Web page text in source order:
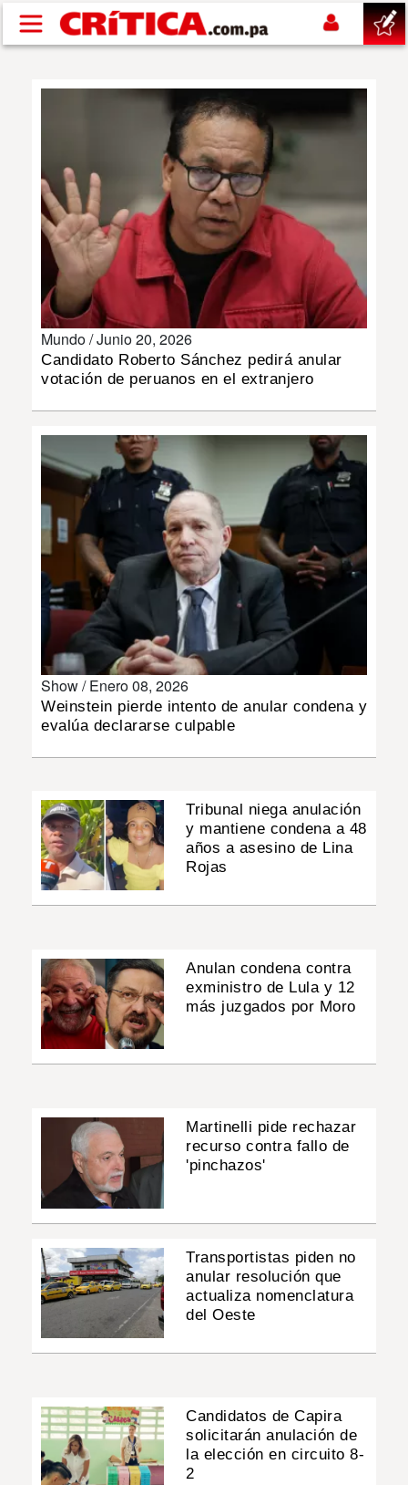
Pasar al contenido principal
NACIONAL
POLÍTICA
SHOW
DEPORTES
MULTIMEDIA
IMPRESO
Mundo /Junio 20, 2026
Candidato Roberto Sánchez pedirá anular
votación de peruanos en el extranjero
Show /Enero 08, 2026
Weinstein pierde intento de anular condena y
evalúa declararse culpable
Tribunal niega anulación
y mantiene condena a 48
años a asesino de Lina
Rojas
Anulan condena contra
exministro de Lula y 12
más juzgados por Moro
Martinelli pide rechazar
recurso contra fallo de
'pinchazos'
Transportistas piden no
anular resolución que
actualiza nomenclatura
del Oeste
Candidatos de Capira
solicitarán anulación de
la elección en circuito 8-
2